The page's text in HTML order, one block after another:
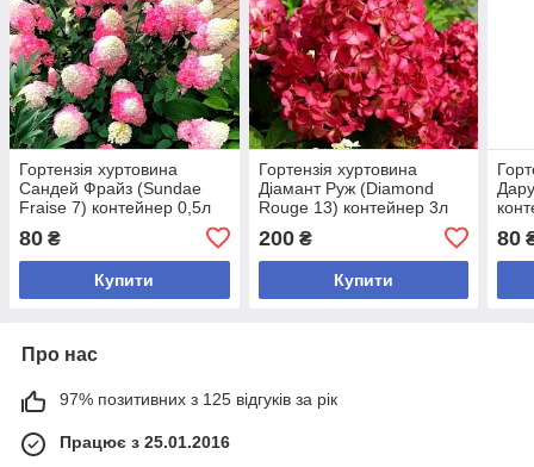
Гортензія хуртовина
Сандей Фрайз (Sundae
Fraise 7) контейнер 0,5л
80 ₴
Купити
Гортензія хуртовина
Діамант Руж (Diamond
Rouge 13) контейнер 3л
200₴
Купити
80
Про нас
97% позитивних з 125 відгуків за рік
Працює з 25.01.2016